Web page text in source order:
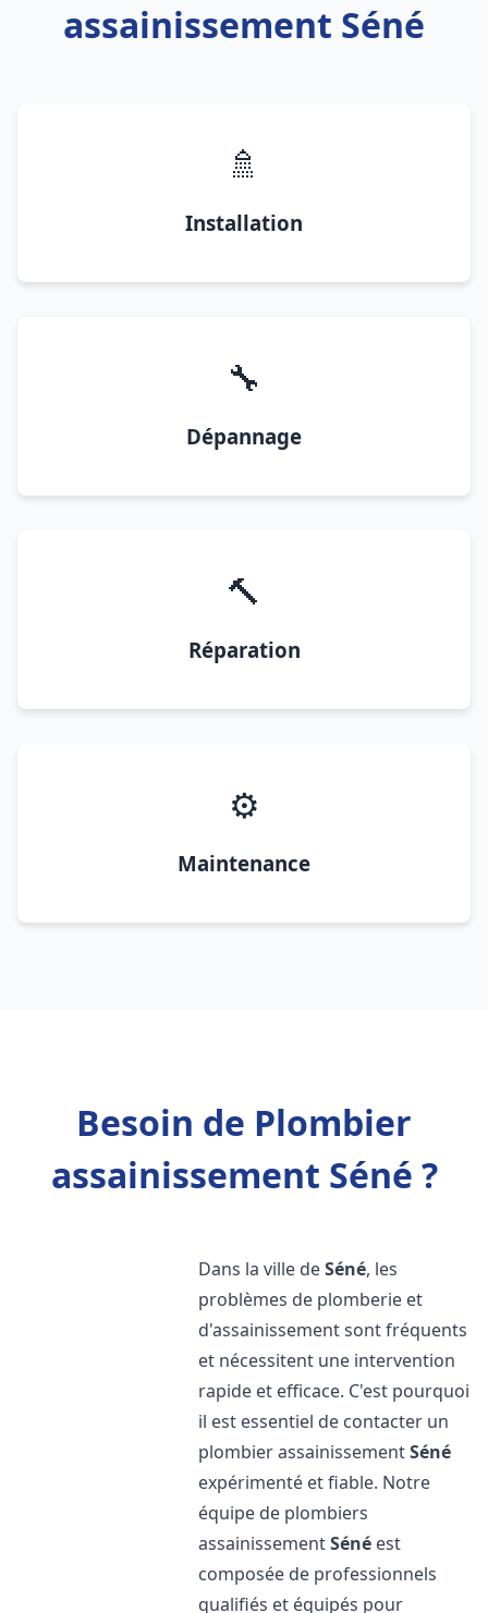
assainissement Séné
🚿
Installation
🔧
Dépannage
🔨
Réparation
⚙️
Maintenance
Besoin de Plombier
assainissement Séné ?
Dans la ville deSéné, les
problèmes de plomberie et
d'assainissement sont fréquents
et nécessitent une intervention
rapide et efficace. C'est pourquoi
il est essentiel de contacter un
plombier assainissementSéné
expérimenté et fiable. Notre
équipe de plombiers
assainissementSéné est
composée de professionnels
qualifiés et équipés pour